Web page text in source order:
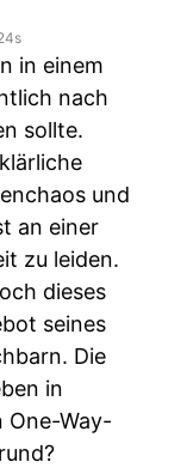
in einem
nach
sollte.
und
an einer
zu leiden.
dieses
seines
Die
in
One-Way-